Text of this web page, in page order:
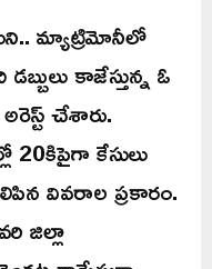
మ్యాట్రిమోనీలో
కాజేస్తున్న ఓ
చేశారు.
20కిపైగా కేసులు
వివరాల ప్రకారం.
జిల్లా